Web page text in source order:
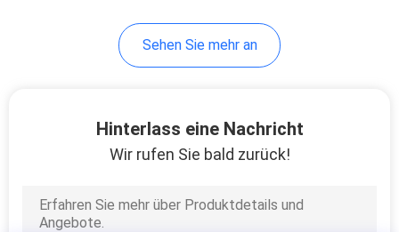
Feuerlöschschlauch
Koppelung
Sehen Sie mehr an
Hinterlass eine Nachricht
Wir rufen Sie bald zurück!